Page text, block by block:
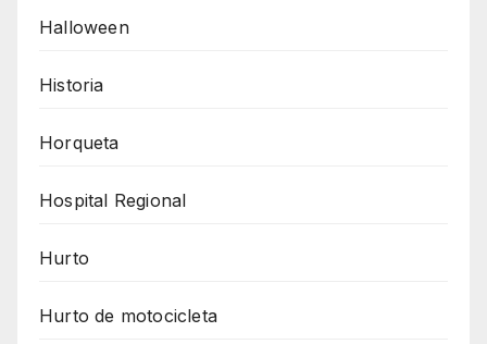
Halloween
Historia
Horqueta
Hospital Regional
Hurto
Hurto de motocicleta